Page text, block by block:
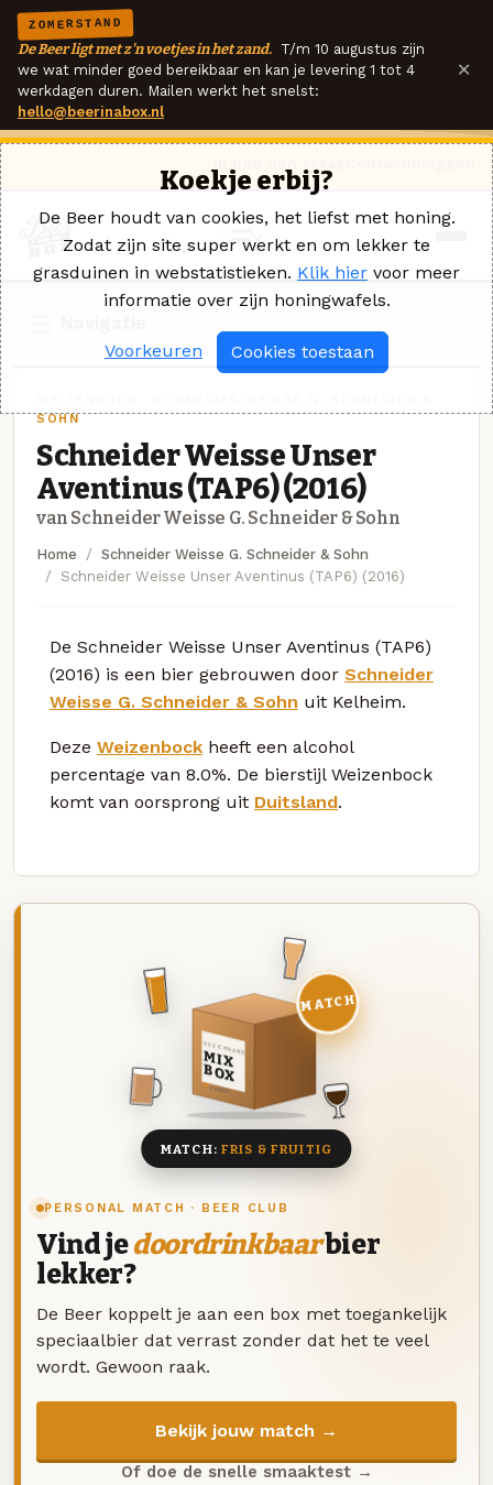
ZOMERSTAND
De Beer ligt met z'n voetjes in het zand. T/m 10 augustus zijn
we wat minder goed bereikbaar en kan je levering 1 tot 4
werkdagen duren. Mailen werkt het snelst:
hello@beerinabox.nl
×
SOHN
Schneider Weisse Unser
Aventinus (TAP6) (2016)
van Schneider Weisse G. Schneider & Sohn
Home
Schneider Weisse G. Schneider & Sohn
Schneider Weisse Unser Aventinus (TAP6) (2016)
De Schneider Weisse Unser Aventinus (TAP6)
(2016) is een bier gebrouwen door Schneider
Weisse G. Schneider & Sohn uit Kelheim.
Deze Weizenbock heeft een alcohol
percentage van 8.0%. De bierstijl Weizenbock
komt van oorsprong uit Duitsland.
PERSONAL MATCH · BEER CLUB
Vind jedoordrinkbaarbier
lekker?
De Beer koppelt je aan een box met toegankelijk
speciaalbier dat verrast zonder dat het te veel
wordt. Gewoon raak.
Bekijk jouw match →
Of doe de snelle smaaktest →
DEZE MAAND
MIX
BOX
8 BIEREN
MATCH
MATCH: FRIS & FRUITIG
Koekje erbij?
De Beer houdt van cookies, het liefst met honing.
Zodat zijn site super werkt en om lekker te
grasduinen in webstatistieken. Klik hier voor meer
informatie over zijn honingwafels.
Voorkeuren Cookies toestaan